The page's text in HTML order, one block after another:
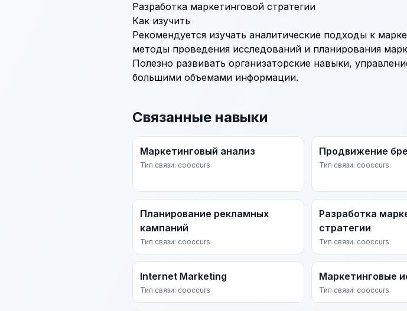
Разработка маркетинговой стратегии
Как изучить
Рекомендуется изучать аналитические подходы к
методы проведения исследований и планирования
Полезно развивать организаторские навыки,
большими объемами информации.
Связанные навыки
Маркетинговый анализ
Тип связи: cooccurs
Продвижение
Тип связи: cooccurs
Планирование рекламных
кампаний
Тип связи: cooccurs
Разработка
стратегии
Тип связи: cooccurs
Internet Marketing
Тип связи: cooccurs
Маркетинговые
Тип связи: cooccurs